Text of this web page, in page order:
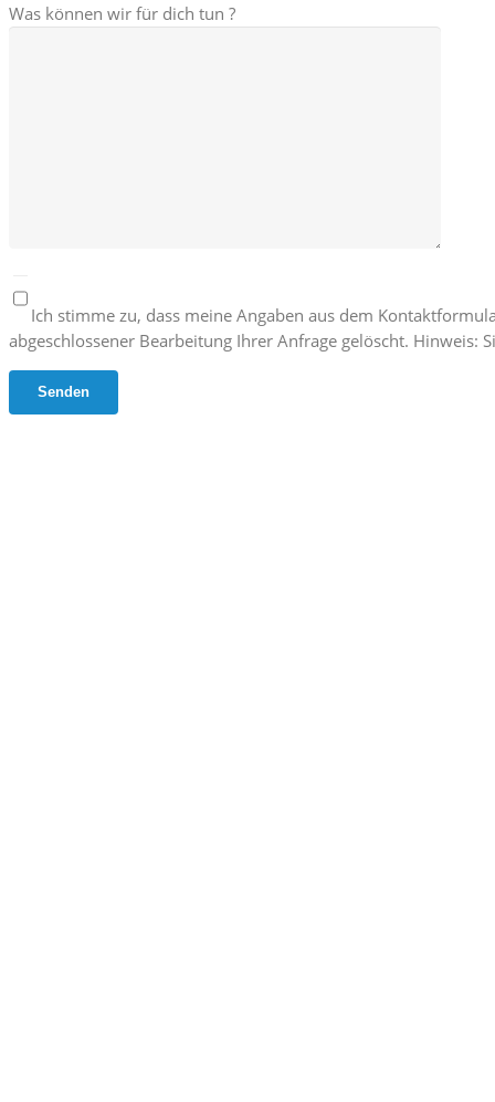
Was können wir für dich tun ?
Ich stimme zu, dass meine Angaben aus dem
abgeschlossener Bearbeitung Ihrer Anfrage gelöscht.